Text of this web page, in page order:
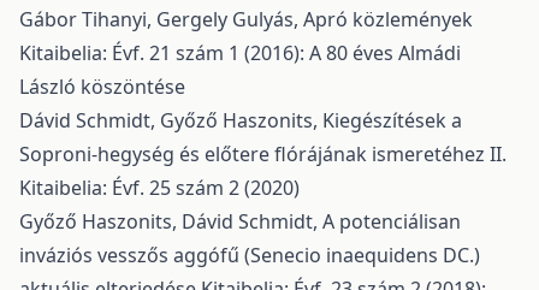
Gábor Tihanyi, Gergely Gulyás, Apró közlemények
Kitaibelia: Évf. 21 szám 1 (2016): A 80 éves Almádi
László köszöntése
Dávid Schmidt, Győző Haszonits, Kiegészítések a
Soproni-hegység és előtere flórájának ismeretéhez II.
Kitaibelia: Évf. 25 szám 2 (2020)
Győző Haszonits, Dávid Schmidt, A potenciálisan
inváziós vesszős aggófű (Senecio inaequidens DC.)